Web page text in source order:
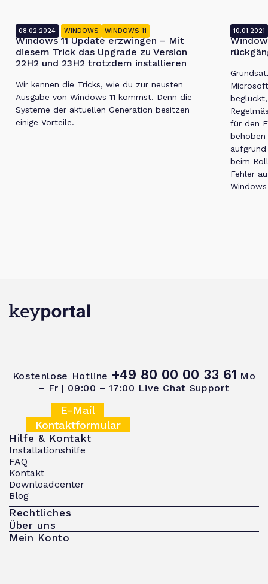
08.02.2024 WINDOWS WINDOWS 11
Windows 11 Update erzwingen – Mit
diesem Trick das Upgrade zu Version
22H2 und 23H2 trotzdem installieren
Wir kennen die Tricks, wie du zur neusten
Ausgabe von Windows 11 kommst. Denn die
Systeme der aktuellen Generation besitzen
einige Vorteile.
10.01.2021
für den
beim
Fehler
Kostenlose Hotline +49 80 00 00 33 61 Mo
– Fr | 09:00 – 17:00 Live Chat Support
E-Mail
Kontaktformular
Hilfe & Kontakt
Installationshilfe
FAQ
Kontakt
Downloadcenter
Blog
Rechtliches
Über uns
Mein Konto